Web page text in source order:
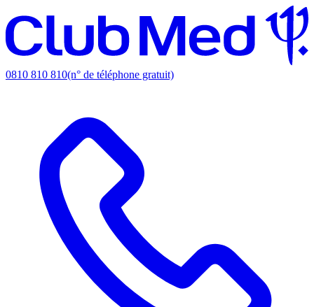
0810 810 810(n° de téléphone gratuit)